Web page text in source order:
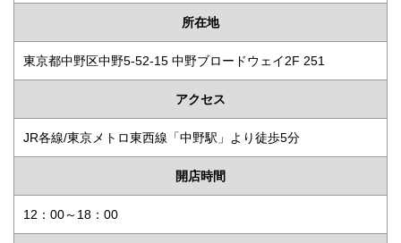
所在地
東京都中野区中野5-52-15 中野ブロードウェイ2F 251
アクセス
JR各線/東京メトロ東西線「中野駅」より徒歩5分
開店時間
12：00～18：00